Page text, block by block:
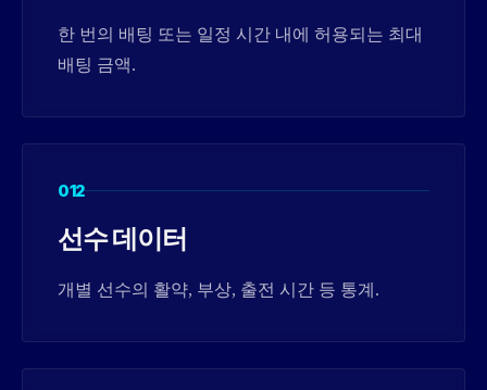
한 번의 배팅 또는 일정 시간 내에 허용되는 최대
배팅 금액.
012
선수 데이터
개별 선수의 활약, 부상, 출전 시간 등 통계.